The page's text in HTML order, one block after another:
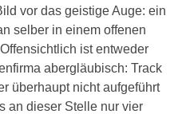
vor das geistige Auge: ein
selber in einem offenen
ist entweder
abergläubisch: Track
überhaupt nicht aufgeführt
an dieser Stelle nur vier